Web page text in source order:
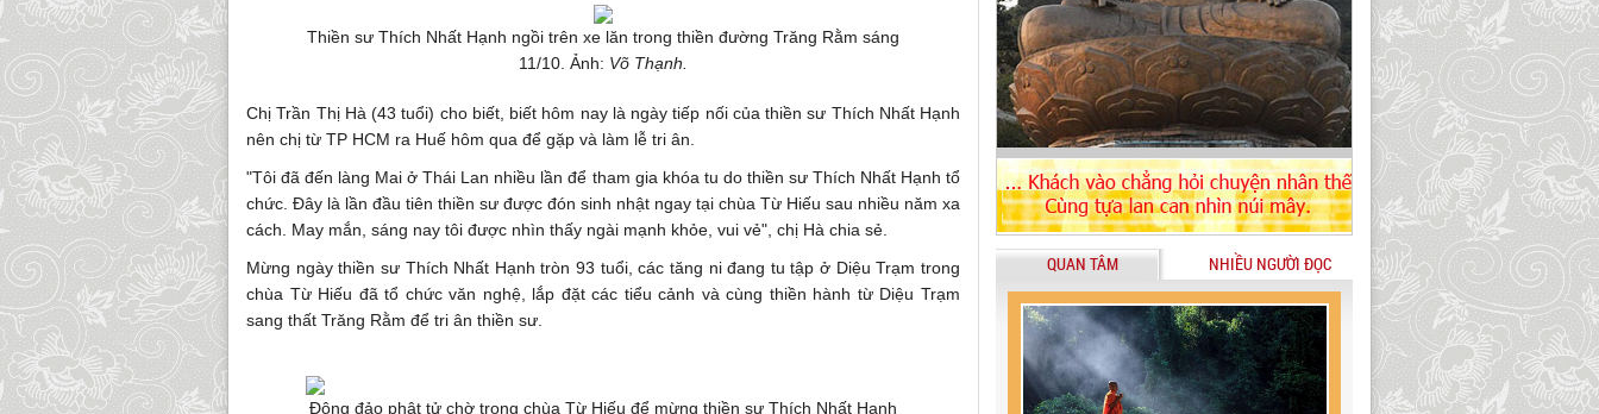
Thiền sư Thích Nhất Hạnh ngồi trên xe lăn trong thiền đường Trăng Rằm sáng
11/10. Ảnh: Võ Thạnh.
Chị Trần Thị Hà (43 tuổi) cho biết, biết hôm nay là ngày tiếp nối của thiền sư Thích Nhất Hạnh
nên chị từ TP HCM ra Huế hôm qua để gặp và làm lễ tri ân.
"Tôi đã đến làng Mai ở Thái Lan nhiều lần để tham gia khóa tu do thiền sư Thích Nhất Hạnh tổ
chức. Đây là lần đầu tiên thiền sư được đón sinh nhật ngay tại chùa Từ Hiếu sau nhiều năm xa
cách. May mắn, sáng nay tôi được nhìn thấy ngài mạnh khỏe, vui vẻ", chị Hà chia sẻ.
Mừng ngày thiền sư Thích Nhất Hạnh tròn 93 tuổi, các tăng ni đang tu tập ở Diệu Trạm trong
chùa Từ Hiếu đã tổ chức văn nghệ, lắp đặt các tiểu cảnh và cùng thiền hành từ Diệu Trạm
sang thất Trăng Rằm để tri ân thiền sư.
Đông đảo phật tử chờ trong chùa Từ Hiếu để mừng thiền sư Thích Nhất Hạnh
QUAN TÂM NHIỀU NGƯỜI ĐỌC